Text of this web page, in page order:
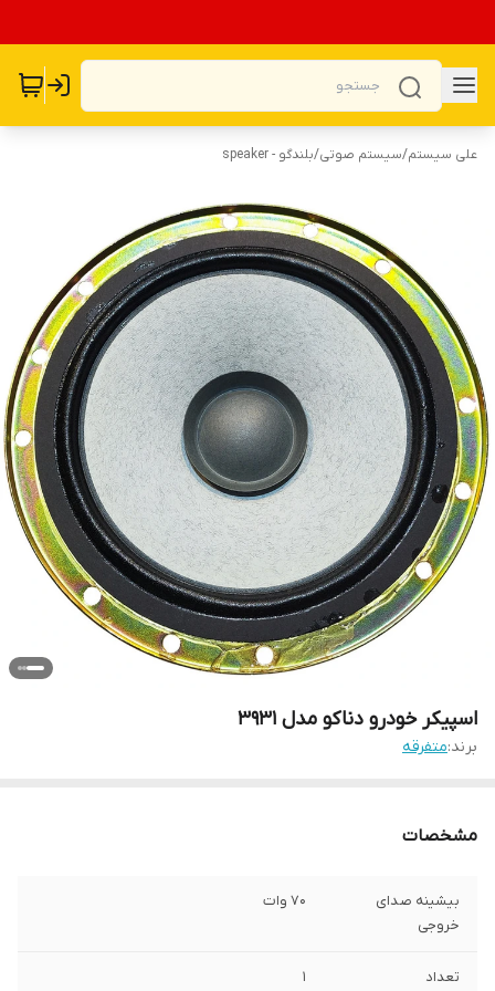
علی سیستم/سیستم صوتی/بلندگو - speaker
اسپیکر خودرو دناکو مدل 3931
برند:متفرقه
مشخصات
بیشینه صدای
خروجی
70 وات
تعداد 1